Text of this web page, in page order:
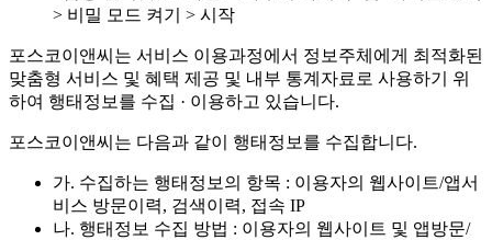
> 비밀 모드 켜기 > 시작
포스코이앤씨는 서비스 이용과정에서 정보주체에게 최적화된
맞춤형 서비스 및 혜택 제공 및 내부 통계자료로 사용하기 위
하여 행태정보를 수집 · 이용하고 있습니다.
포스코이앤씨는 다음과 같이 행태정보를 수집합니다.
가. 수집하는 행태정보의 항목 : 이용자의 웹사이트/앱서
비스 방문이력, 검색이력, 접속 IP
나. 행태정보 수집 방법 : 이용자의 웹사이트 및 앱방문/